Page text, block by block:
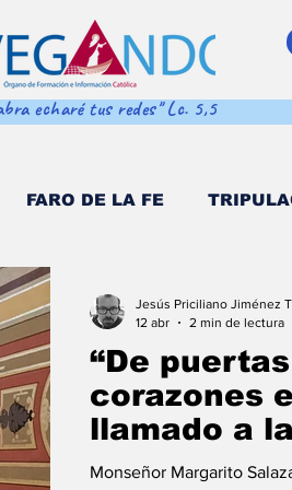
echaré tus redes" Lc. 5,5
FARO DE LA FE
SALVA VIDAS
DE NAVEGACIÓN
NAVEGANDO PODCAST
“De
corazones
llamado a
en la
Monseñor Margarito
Jesús Priciliano Jiménez
12 abr
2 min de lectura